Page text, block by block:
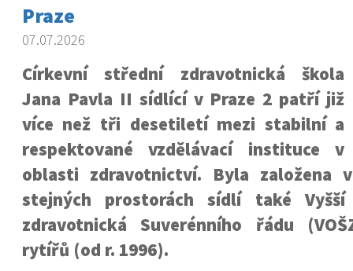
Praze
07.07.2026
Církevní střední zdravotnická škola
Jana Pavla II sídlící v Praze 2 patří již
více než tři desetiletí mezi stabilní a
respektované vzdělávací instituce v
oblasti zdravotnictví. Byla založena
stejných prostorách sídlí také Vyšší
zdravotnická Suverénního řádu
rytířů (od r. 1996).